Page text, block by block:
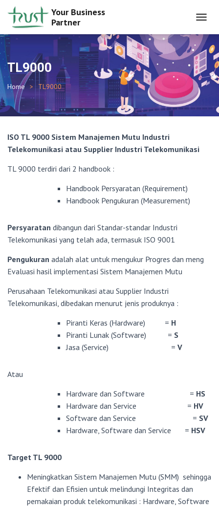
Your Business
Partner
O
G
G
L
E
N
G
TL9000
Home TL9000
ISO TL 9000 Sistem Manajemen Mutu Industri
Telekomunikasi atau Supplier Industri Telekomunikasi
TL 9000 terdiri dari 2 handbook :
Handbook Persyaratan (Requirement)
Handbook Pengukuran (Measurement)
Persyaratan dibangun dari Standar-standar Industri
Telekomunikasi yang telah ada, termasuk ISO 9001
Pengukuran adalah alat untuk mengukur Progres dan meng
Evaluasi hasil implementasi Sistem Manajemen Mutu
Perusahaan Telekomunikasi atau Supplier Industri
Telekomunikasi, dibedakan menurut jenis produknya :
Piranti Keras (Hardware) = H
Piranti Lunak (Software) = S
Jasa (Service) = V
Atau
Hardware dan Software = HS
Hardware dan Service = HV
Software dan Service = SV
Hardware, Software dan Service = HSV
Target TL 9000
Meningkatkan Sistem Manajemen Mutu (SMM) sehingga
Efektif dan Efisien untuk melindungi Integritas dan
pemakaian produk telekomunikasi : Hardware, Software